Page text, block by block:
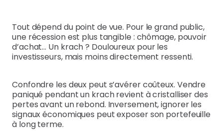
Tout dépend du point de vue. Pour le grand public,
une récession est plus tangible : chômage, pouvoir
d’achat… Un krach ? Douloureux pour les
investisseurs, mais moins directement ressenti.
Confondre les deux peut s’avérer coûteux. Vendre
paniqué pendant un krach revient à cristalliser des
pertes avant un rebond. Inversement, ignorer les
signaux économiques peut exposer son portefeuille
à long terme.